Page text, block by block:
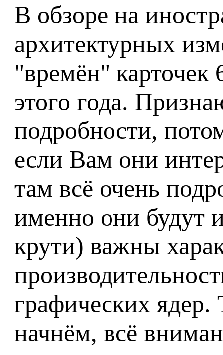
В обзоре на
архитектурных
"времён" карточек
этого года.
подробности,
если Вам они
там всё очень
именно они будут
крути) важны
графических
начнём, всё